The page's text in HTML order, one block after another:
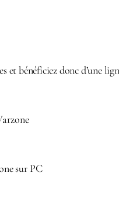
et bénéficiez donc d’une
sur PC